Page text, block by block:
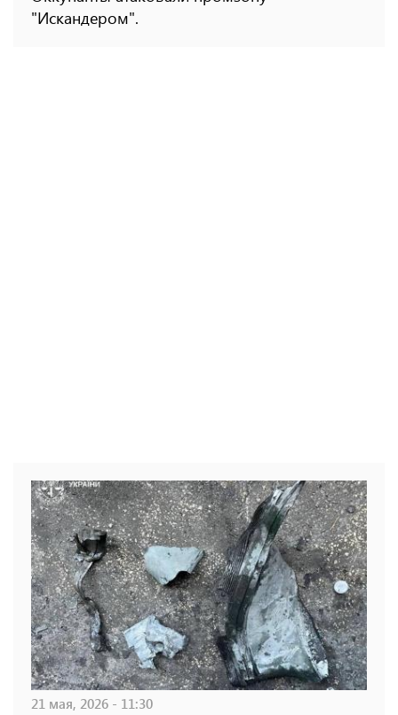
"Искандером".
21 мая, 2026 - 11:30